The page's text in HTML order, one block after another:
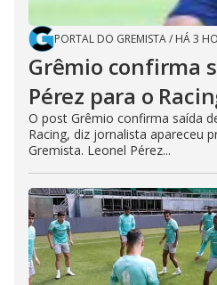
PORTAL DO GREMISTA/ HÁ 3
Grêmio confirma
Pérez para o
O post Grêmio confirma saída
Racing, diz jornalista apareceu
Gremista. Leonel Pérez...